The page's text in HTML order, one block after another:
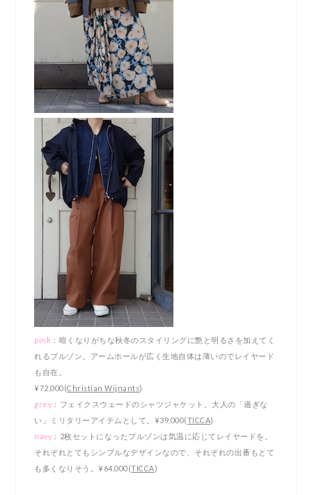
pink ：暗くなりがちな秋冬のスタイリングに艶と明るさを加えてく
れるブルゾン。アームホールが広く生地自体は薄いのでレイヤード
も自在。
¥72,000(Christian Wijnants)
grey ：フェイクスウェードのシャツジャケット。大人の「過ぎな
い」ミリタリーアイテムとして。¥39,000(TICCA)
navy ：2枚セットになったブルゾンは気温に応じてレイヤードを。
それぞれとてもシンプルなデザインなので、それぞれの出番もとて
も多くなりそう。¥64,000(TICCA)